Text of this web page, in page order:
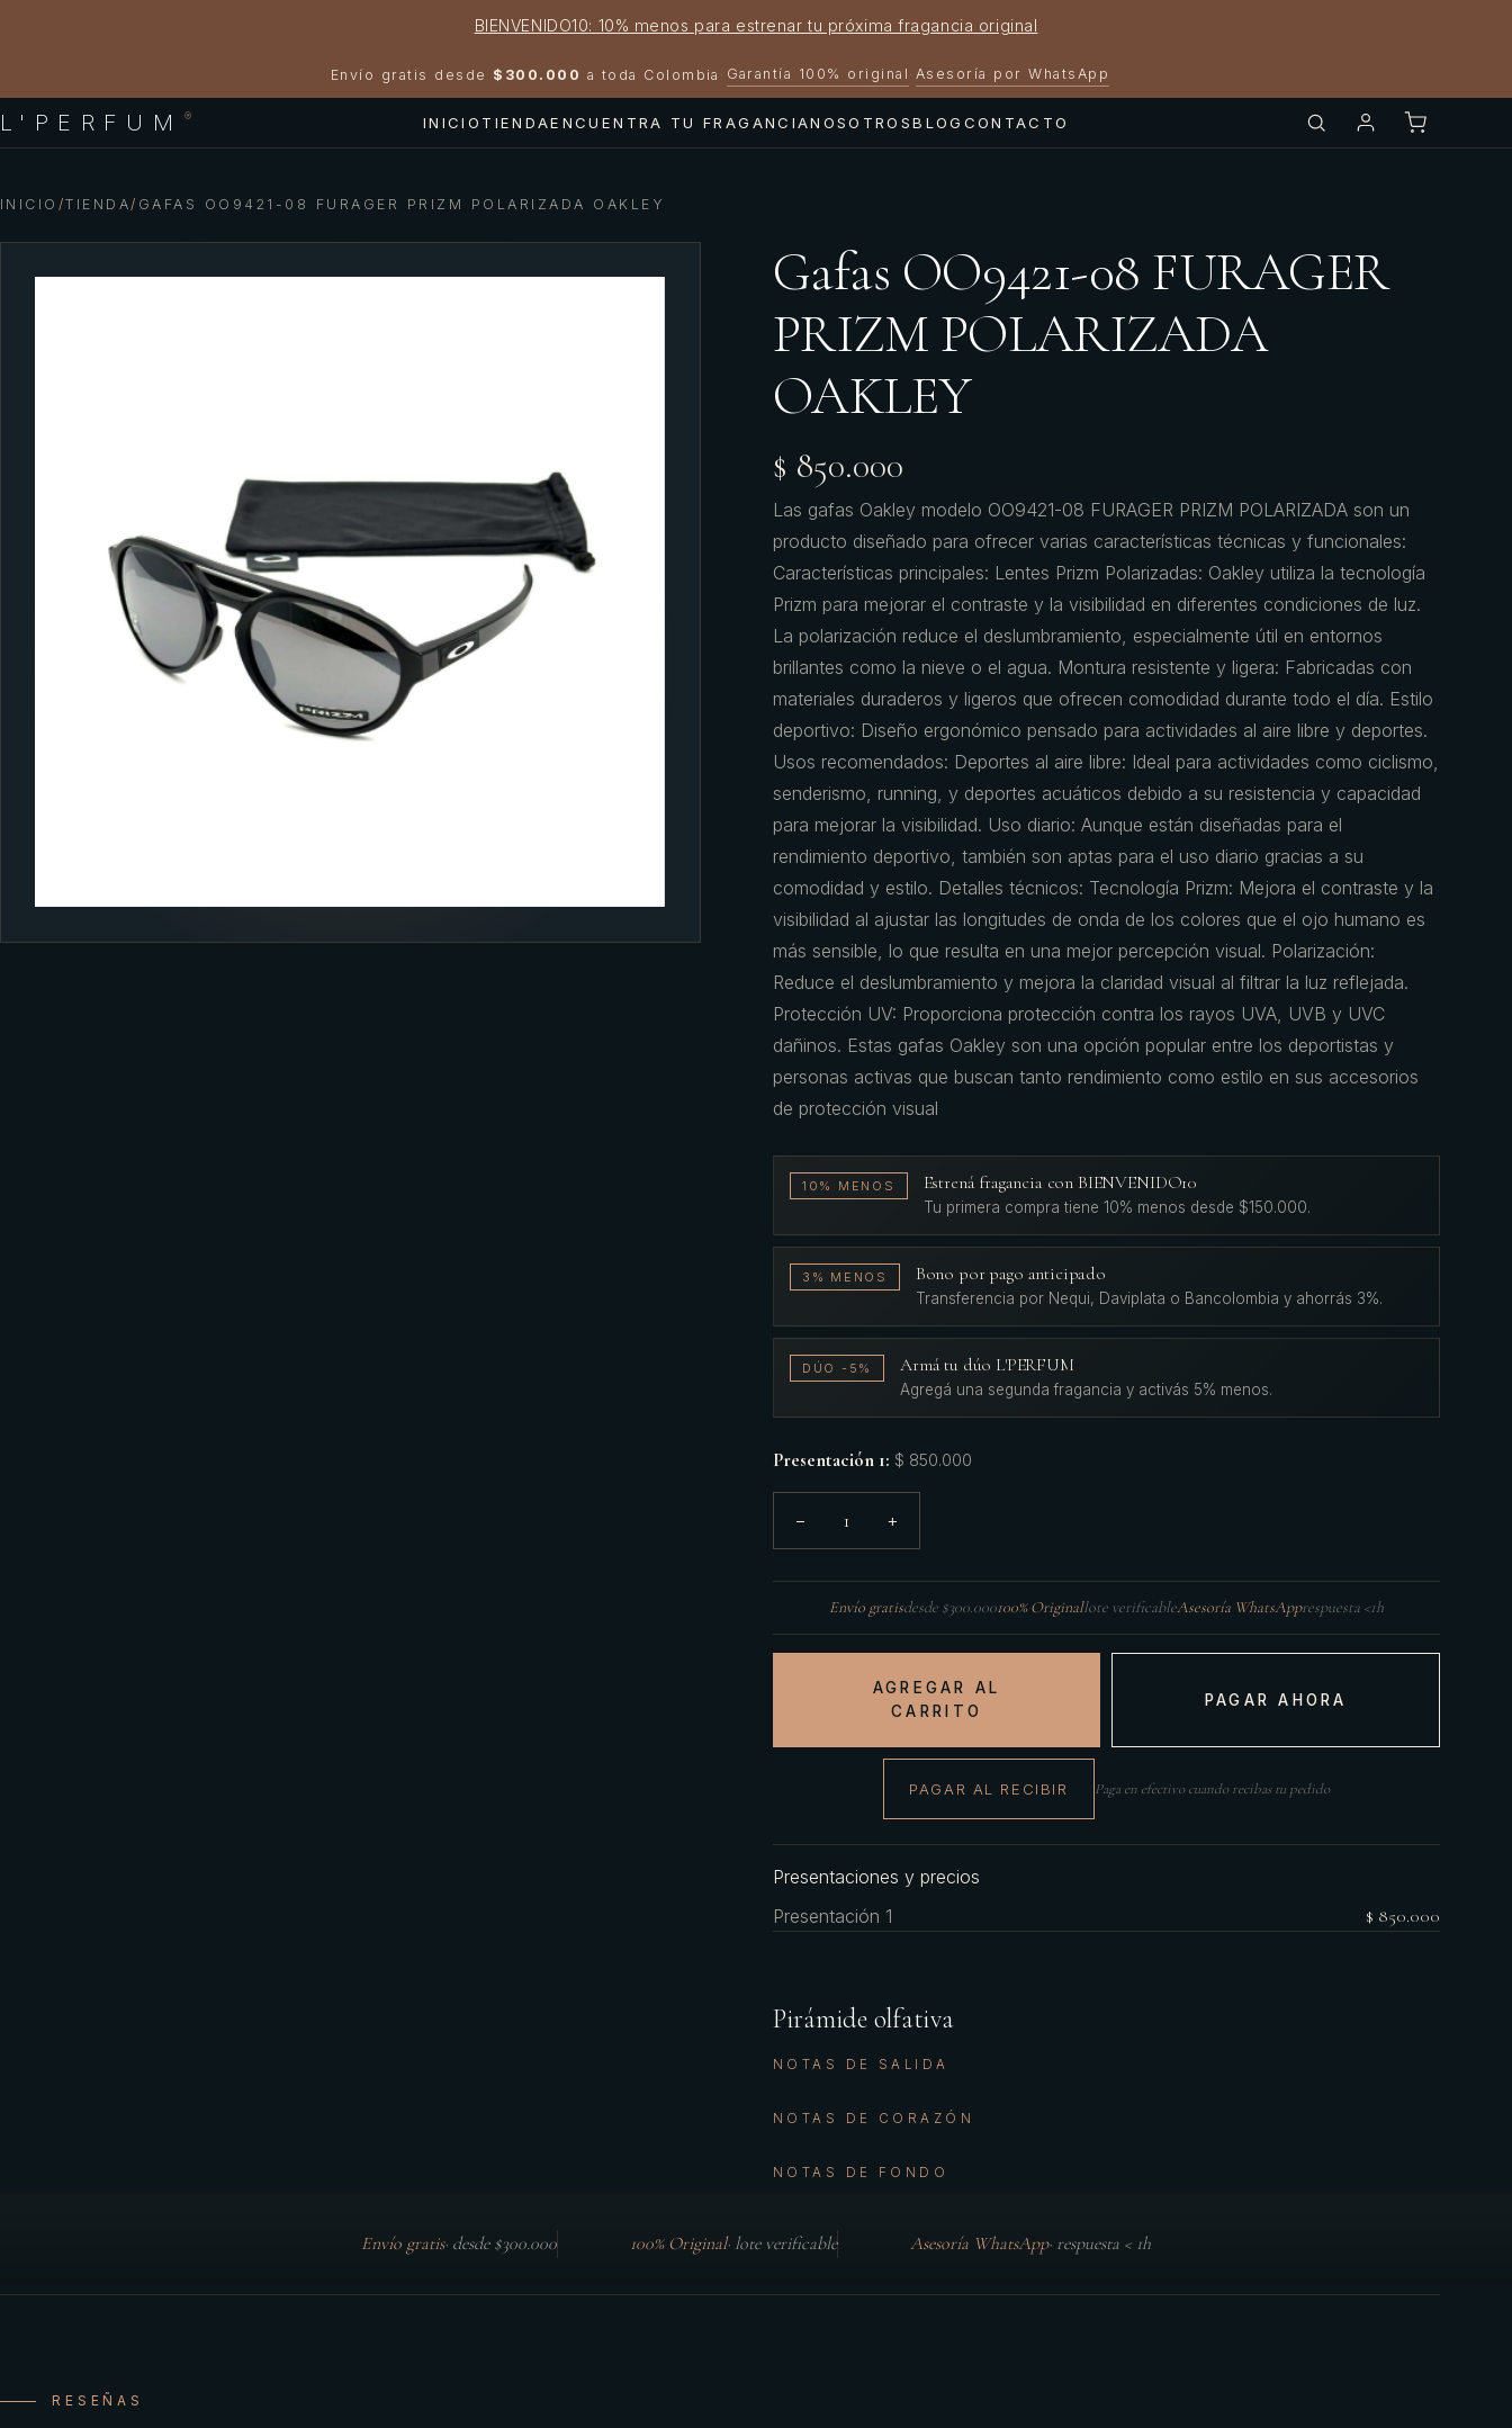
BIENVENIDO10: 10% menos para estrenar tu próxima fragancia original
Envío gratis desde $300.000 a toda Colombia · Garantía 100% original · Asesoría por WhatsApp
L'PERFUM ® INICIO TIENDAENCUENTRA TU FRAGANCIANOSOTROSBLOG CONTACTO
INICIO /TIENDA/ GAFAS OO9421-08 FURAGER PRIZM POLARIZADA OAKLEY
Gafas OO9421-08 FURAGER
PRIZM POLARIZADA
OAKLEY
$ 850.000
Las gafas Oakley modelo OO9421-08 FURAGER PRIZM POLARIZADA son un
producto diseñado para ofrecer varias características técnicas y funcionales:
Características principales: Lentes Prizm Polarizadas: Oakley utiliza la tecnología
Prizm para mejorar el contraste y la visibilidad en diferentes condiciones de luz.
La polarización reduce el deslumbramiento, especialmente útil en entornos
brillantes como la nieve o el agua. Montura resistente y ligera: Fabricadas con
materiales duraderos y ligeros que ofrecen comodidad durante todo el día. Estilo
deportivo: Diseño ergonómico pensado para actividades al aire libre y deportes.
Usos recomendados: Deportes al aire libre: Ideal para actividades como ciclismo,
senderismo, running, y deportes acuáticos debido a su resistencia y capacidad
para mejorar la visibilidad. Uso diario: Aunque están diseñadas para el
rendimiento deportivo, también son aptas para el uso diario gracias a su
comodidad y estilo. Detalles técnicos: Tecnología Prizm: Mejora el contraste y la
visibilidad al ajustar las longitudes de onda de los colores que el ojo humano es
más sensible, lo que resulta en una mejor percepción visual. Polarización:
Reduce el deslumbramiento y mejora la claridad visual al filtrar la luz reflejada.
Protección UV: Proporciona protección contra los rayos UVA, UVB y UVC
dañinos. Estas gafas Oakley son una opción popular entre los deportistas y
personas activas que buscan tanto rendimiento como estilo en sus accesorios
de protección visual
10% MENOS Estrená fragancia con BIENVENIDO10
Tu primera compra tiene 10% menos desde $150.000.
3% MENOS Bono por pago anticipado
Transferencia por Nequi, Daviplata o Bancolombia y ahorrás 3%.
DÚO -5% Armá tu dúo L'PERFUM
Agregá una segunda fragancia y activás 5% menos.
Presentación 1: $ 850.000
− 1 +
Envío gratisdesde $300.000100% Originallote verificableAsesoría WhatsApprespuesta <1h
AGREGAR AL
CARRITO
PAGAR AHORA
PAGAR AL RECIBIR Paga en efectivo cuando recibas tu pedido
Presentaciones y precios
Presentación 1
$ 850.000
Pirámide olfativa
NOTAS DE SALIDA
NOTAS DE CORAZÓN
NOTAS DE FONDO
Envío gratis· desde $300.000 100% Original· lote verificable Asesoría WhatsApp· respuesta < 1h
RESEÑAS